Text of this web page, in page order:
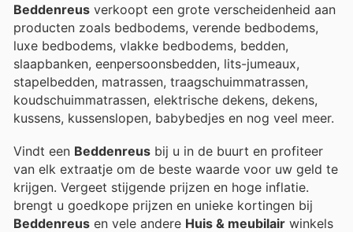
Beddenreus verkoopt een grote verscheidenheid aan
producten zoals bedbodems, verende bedbodems,
luxe bedbodems, vlakke bedbodems, bedden,
slaapbanken, eenpersoonsbedden, lits-jumeaux,
stapelbedden, matrassen, traagschuimmatrassen,
koudschuimmatrassen, elektrische dekens, dekens,
kussens, kussenslopen, babybedjes en nog veel meer.
Vindt een Beddenreus bij u in de buurt en profiteer
van elk extraatje om de beste waarde voor uw geld te
krijgen. Vergeet stijgende prijzen en hoge inflatie.
brengt u goedkope prijzen en unieke kortingen bij
Beddenreus en vele andere Huis & meubilair winkels